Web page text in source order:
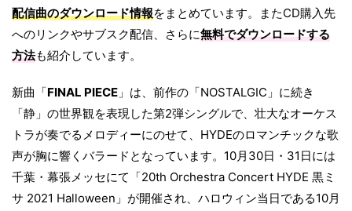
配信曲のダウンロード情報をまとめています。またCD購入先
へのリンクやサブスク配信、さらに無料でダウンロードする
方法も紹介しています。
新曲「FINAL PIECE 」は、前作の「NOSTALGIC」に続き
「静」の世界観を表現した第2弾シングルで、壮大なオーケス
トラが奏でるメロディーにのせて、HYDEのロマンチックな歌
声が胸に響くバラードとなっています。10月30日・31日には
千葉・幕張メッセにて「20th Orchestra Concert HYDE 黒ミ
サ 2021 Halloween」が開催され、ハロウィン当日である10月